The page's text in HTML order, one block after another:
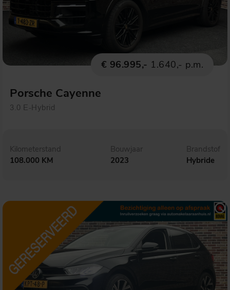
€ 96.995,- 1.640,- p.m.
Porsche Cayenne
3.0 E-Hybrid
Kilometerstand
108.000 KM
Bouwjaar
2023
Brandstof
Hybride